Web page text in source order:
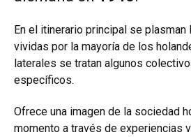
En el itinerario principal se
vividas por la mayoría de los
laterales se tratan algunos
específicos.
Ofrece una imagen de la sociedad
momento a través de experiencias